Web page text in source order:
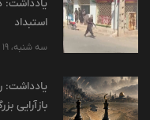
استبداد
سه شنبه، 19 جوزا 1405
یادداشت:
بازآرایی